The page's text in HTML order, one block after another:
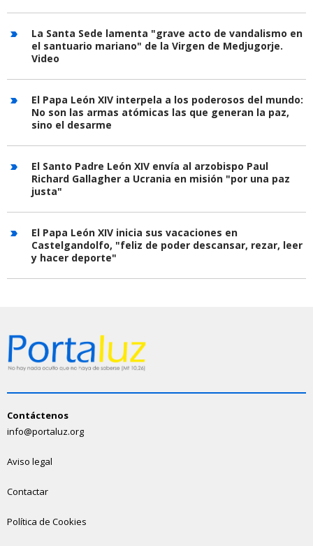
La Santa Sede lamenta "grave acto de vandalismo en
el santuario mariano" de la Virgen de Medjugorje.
Video
El Papa León XIV interpela a los poderosos del mundo:
No son las armas atómicas las que generan la paz,
sino el desarme
El Santo Padre León XIV envía al arzobispo Paul
Richard Gallagher a Ucrania en misión "por una paz
justa"
El Papa León XIV inicia sus vacaciones en
Castelgandolfo, "feliz de poder descansar, rezar, leer
y hacer deporte"
Contáctenos
info@portaluz.org
Aviso legal
Contactar
Política de Cookies